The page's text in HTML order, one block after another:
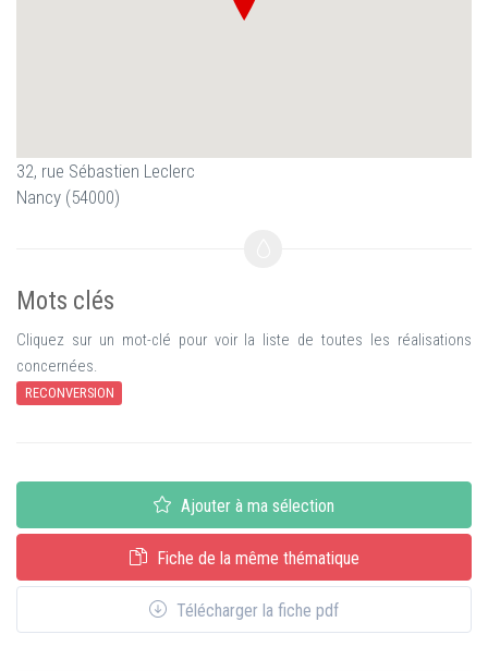
32, rue Sébastien Leclerc
Nancy (54000)
Mots clés
Cliquez sur un mot-clé pour voir la liste de toutes les réalisations
concernées.
RECONVERSION
Ajouter à ma sélection
Fiche de la même thématique
Télécharger la fiche pdf